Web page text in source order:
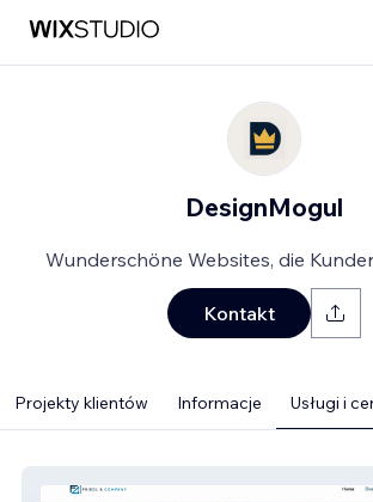
DesignMogul
Wunderschöne Websites, die
Kontakt
Projekty klientów Informacje Usługi i